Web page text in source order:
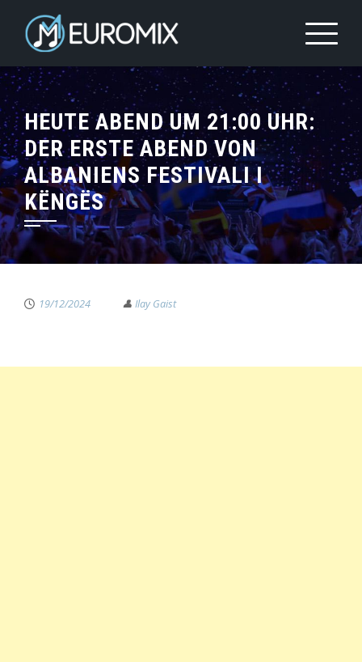
HEUTE ABEND UM 21:00 UHR:
DER ERSTE ABEND VON
ALBANIENS FESTIVALI I
KËNGËS
19/12/2024